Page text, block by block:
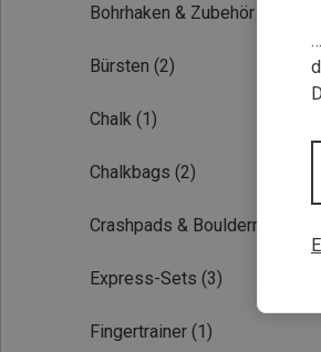
Bohrhaken & Zubehör
Bürsten (2)
Chalk (1)
Chalkbags (2)
Crashpads & Bouldermatten
Express-Sets (3)
Fingertrainer (1)